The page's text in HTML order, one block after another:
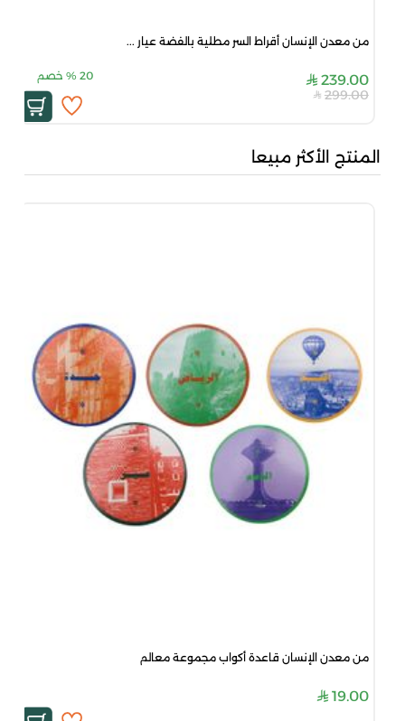
من معدن الإنسان أقراط السر مطلية بالفضة عيار ...
239.00
20
% خصم
299.00
المنتج الأكثر مبيعا
من معدن الإنسان قاعدة أكواب مجموعة معالم
19.00